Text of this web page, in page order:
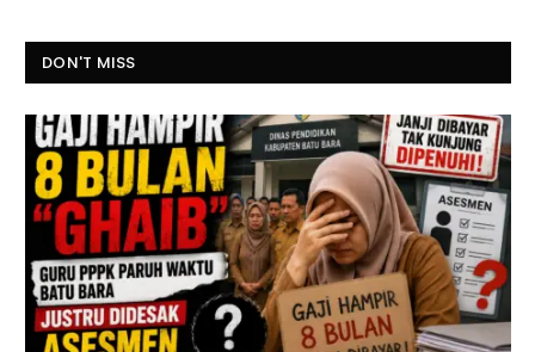
DON'T MISS